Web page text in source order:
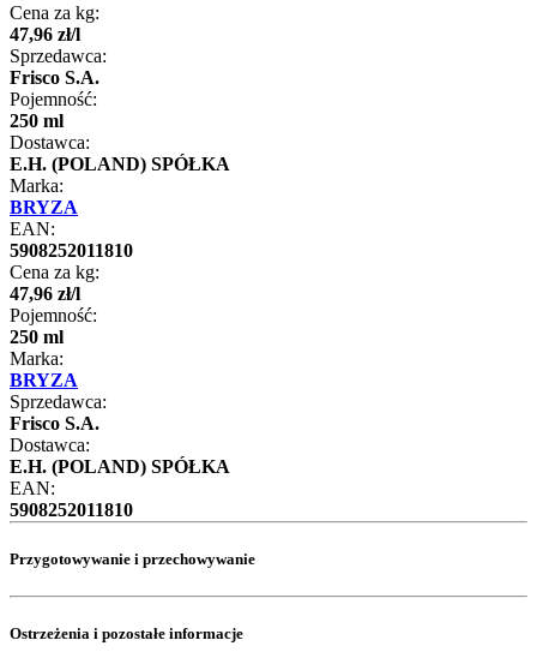
Cena za kg:
47,96 zł/l
Sprzedawca:
Frisco S.A.
Pojemność:
250 ml
Dostawca:
E.H. (POLAND) SPÓŁKA
Marka:
BRYZA
EAN:
5908252011810
Cena za kg:
47,96 zł/l
Pojemność:
250 ml
Marka:
BRYZA
Sprzedawca:
Frisco S.A.
Dostawca:
E.H. (POLAND) SPÓŁKA
EAN:
5908252011810
Przygotowywanie i przechowywanie
Ostrzeżenia i pozostałe informacje